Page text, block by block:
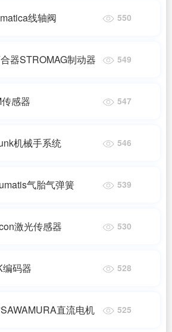
线轴阀 550
器STROMAG制动器 549
感器 547
机械手系统 546
气胎气弹簧 539
激光传感器 530
码器 528
直流电机 525